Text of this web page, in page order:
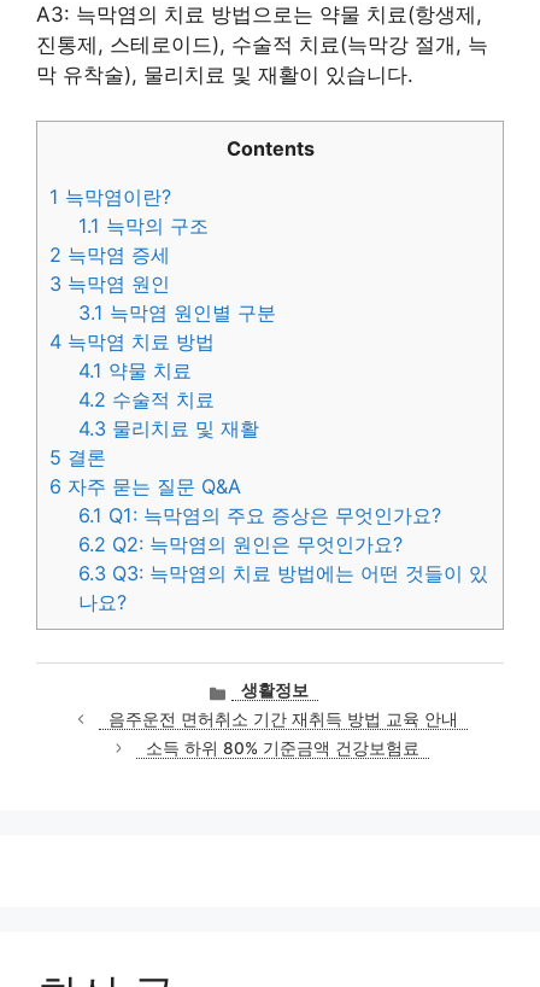
A3: 늑막염의 치료 방법으로는 약물 치료(항생제,
진통제, 스테로이드), 수술적 치료(늑막강 절개, 늑
막 유착술), 물리치료 및 재활이 있습니다.
Contents
1 늑막염이란?
1.1 늑막의 구조
2 늑막염 증세
3 늑막염 원인
3.1 늑막염 원인별 구분
4 늑막염 치료 방법
4.1 약물 치료
4.2 수술적 치료
4.3 물리치료 및 재활
5 결론
6 자주 묻는 질문 Q&A
6.1 Q1: 늑막염의 주요 증상은 무엇인가요?
6.2 Q2: 늑막염의 원인은 무엇인가요?
6.3 Q3: 늑막염의 치료 방법에는 어떤 것들이 있
나요?
카
테
고
리
생활정보
음주운전 면허취소 기간 재취득 방법 교육 안내
소득 하위 80% 기준금액 건강보험료